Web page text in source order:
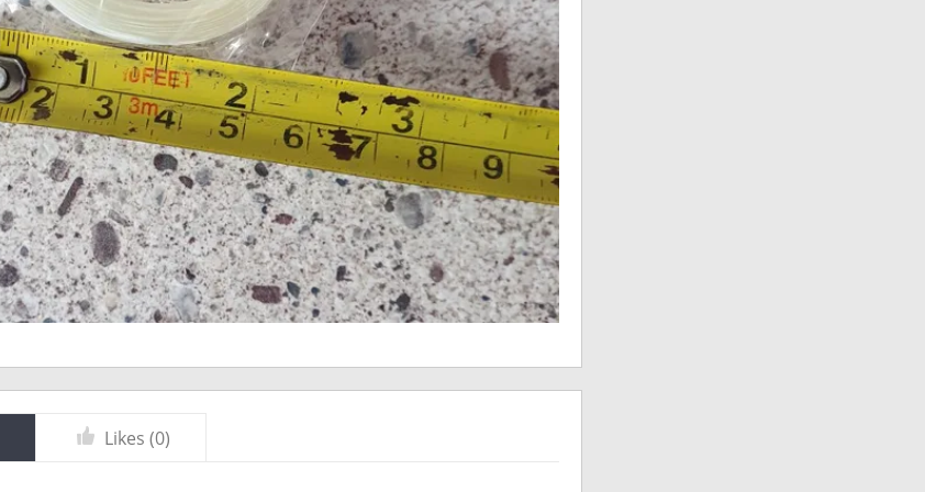
Likes (0)